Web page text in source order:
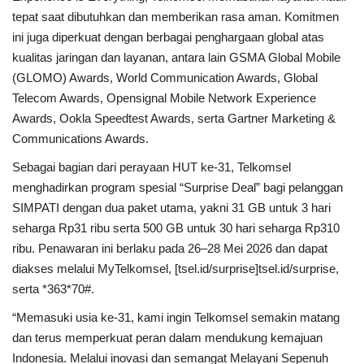
tepat saat dibutuhkan dan memberikan rasa aman. Komitmen
ini juga diperkuat dengan berbagai penghargaan global atas
kualitas jaringan dan layanan, antara lain GSMA Global Mobile
(GLOMO) Awards, World Communication Awards, Global
Telecom Awards, Opensignal Mobile Network Experience
Awards, Ookla Speedtest Awards, serta Gartner Marketing &
Communications Awards.
Sebagai bagian dari perayaan HUT ke-31, Telkomsel
menghadirkan program spesial “Surprise Deal” bagi pelanggan
SIMPATI dengan dua paket utama, yakni 31 GB untuk 3 hari
seharga Rp31 ribu serta 500 GB untuk 30 hari seharga Rp310
ribu. Penawaran ini berlaku pada 26–28 Mei 2026 dan dapat
diakses melalui MyTelkomsel, [tsel.id/surprise]tsel.id/surprise,
serta *363*70#.
“Memasuki usia ke-31, kami ingin Telkomsel semakin matang
dan terus memperkuat peran dalam mendukung kemajuan
Indonesia. Melalui inovasi dan semangat Melayani Sepenuh